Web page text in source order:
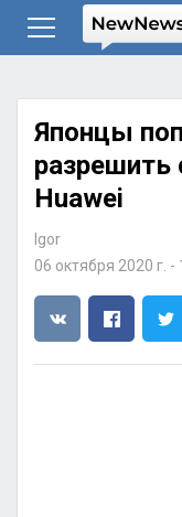
Японцы
разрешить
Huawei
Igor
06 октября 2020 г. -